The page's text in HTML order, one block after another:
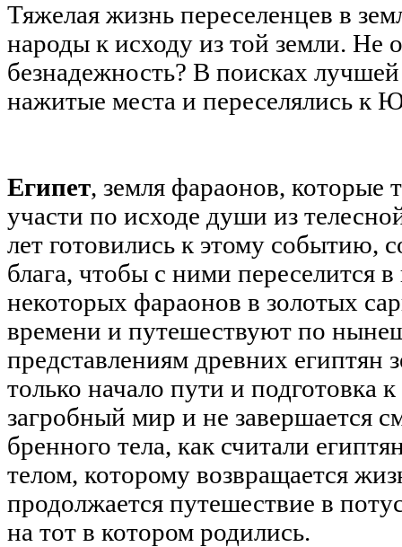
Тяжелая жизнь переселенцев в
народы к исходу из той земли. Не
безнадежность? В поисках
нажитые места и переселялись к
Египет, земля фараонов, которые
участи по исходе души из
лет готовились к этому событию,
блага, чтобы с ними переселится
некоторых фараонов в золотых
времени и путешествуют по
представлениям древних египтян
только начало пути и подготовка
загробный мир и не завершается
бренного тела, как считали
телом, которому возвращается
продолжается путешествие в
на тот в котором родились.